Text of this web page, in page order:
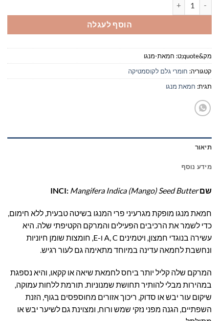
הוסף לעגלה
מק&quote;ט:
חמאת-מנגו
קטגוריה: חומרי גלם לקוסמטיקה
תגית: חמאת מנגו
תיאור
מידע נוסף
שם INCI:Mangifera Indica (Mango) Seed Butter
חמאת מנגו מופקת מגרעיני פרי המנגו בשיטה טבעית, ללא חימום,
כדי לשמר את הרכיבים הפעילים והמרקם הקטיפתי שלה. היא
עשירה בנוגדי חמצון, ויטמינים A, C ו-E, חומצות שומן חיוניות
ונחשבת לחמאה עדינה במיוחד מתאימה גם לעור רגיש.
המרקם שלה קליל יותר ביחס לחמאת שיאה או קקאו, והיא נספגת
במהירות מבלי להותיר תחושת שמנוניות. תורמת ללחות עמוקה,
שיקום עור יבש או סדוק, ריכוך אזורים מחוספסים בגוף, הזנת
השפתיים, הגנה מפני נזקי שמש ורוח, ומצוינת גם לשיער יבש או